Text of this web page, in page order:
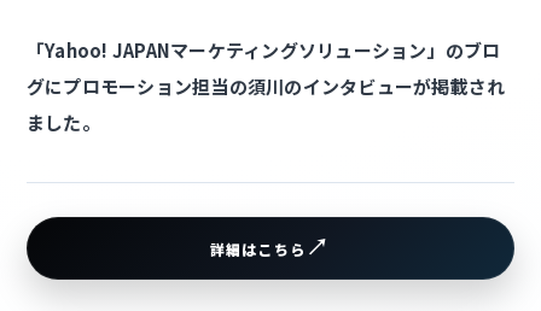
「Yahoo! JAPANマーケティングソリューション」のブロ
グにプロモーション担当の須川のインタビューが掲載され
ました。
詳細はこちら